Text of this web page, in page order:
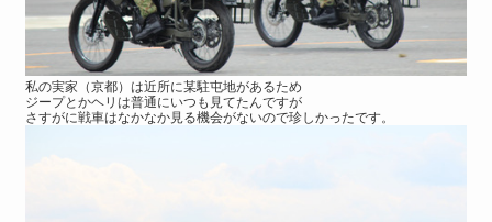
私の実家（京都）は近所に某駐屯地があるため
ジープとかヘリは普通にいつも見てたんですが
さすがに戦車はなかなか見る機会がないので珍しかったです。